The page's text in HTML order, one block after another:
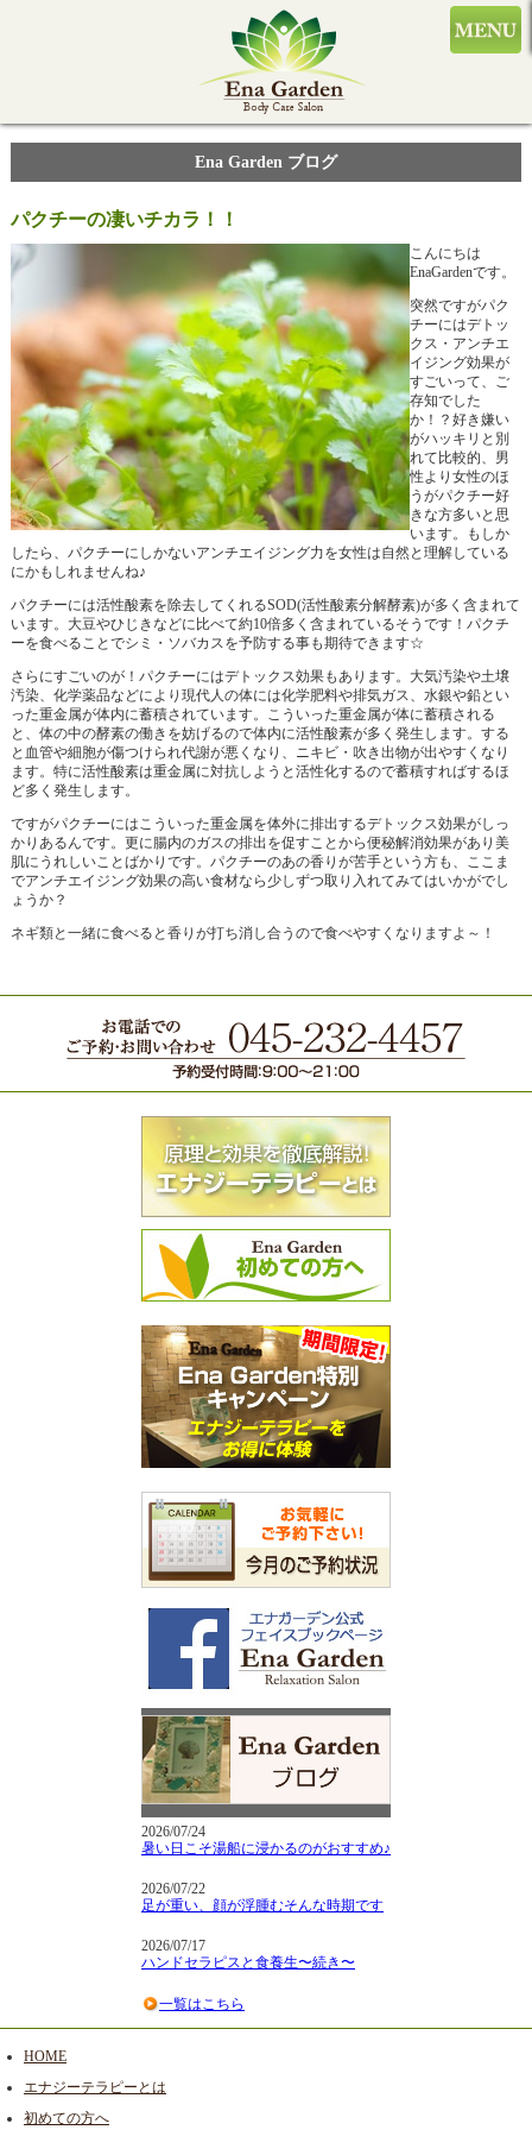
Ena Garden ブログ
パクチーの凄いチカラ！！
こんにちは
EnaGardenです。
突然ですがパク
チーにはデトッ
クス・アンチエ
イジング効果が
すごいって、ご
存知でした
か！？好き嫌い
がハッキリと別
れて比較的、男
性より女性のほ
うがパクチー好
きな方多いと思
います。もしか
したら、パクチーにしかないアンチエイジング力を女性は自然と理解している
にかもしれませんね♪
パクチーには活性酸素を除去してくれるSOD(活性酸素分解酵素)が多く含まれて
います。大豆やひじきなどに比べて約10倍多く含まれているそうです！パクチ
ーを食べることでシミ・ソバカスを予防する事も期待できます☆
さらにすごいのが！パクチーにはデトックス効果もあります。大気汚染や土壌
汚染、化学薬品などにより現代人の体には化学肥料や排気ガス、水銀や鉛とい
った重金属が体内に蓄積されています。こういった重金属が体に蓄積される
と、体の中の酵素の働きを妨げるので体内に活性酸素が多く発生します。する
と血管や細胞が傷つけられ代謝が悪くなり、ニキビ・吹き出物が出やすくなり
ます。特に活性酸素は重金属に対抗しようと活性化するので蓄積すればするほ
ど多く発生します。
ですがパクチーにはこういった重金属を体外に排出するデトックス効果がしっ
かりあるんです。更に腸内のガスの排出を促すことから便秘解消効果があり美
肌にうれしいことばかりです。パクチーのあの香りが苦手という方も、ここま
でアンチエイジング効果の高い食材なら少しずつ取り入れてみてはいかがでし
ょうか？
ネギ類と一緒に食べると香りが打ち消し合うので食べやすくなりますよ～！
2026/07/24
暑い日こそ湯船に浸かるのがおすすめ♪
2026/07/22
足が重い、顔が浮腫むそんな時期です
2026/07/17
ハンドセラピスと食養生〜続き〜
一覧はこちら
HOME
エナジーテラピーとは
初めての方へ